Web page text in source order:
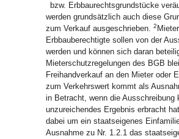
bzw. Erbbaurechtsgrundstücke
werden grundsätzlich auch diese
zum Verkauf ausgeschrieben. 2
Erbbauberechtigte sollen von der
werden und können sich daran
Mieterschutzregelungen des BGB
Freihandverkauf an den Mieter oder
zum Verkehrswert kommt als
in Betracht, wenn die Ausschreibung
unzureichendes Ergebnis erbracht
dabei um ein staatseigenes
Ausnahme zu Nr. 1.2.1 das